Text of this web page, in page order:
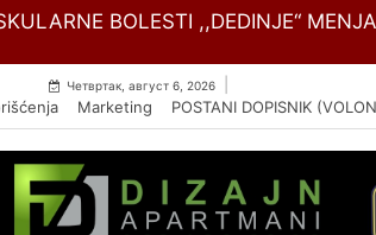
Skip
BOLESTI ,,DEDINJE“
Четвртак, август 6, 2026
Marketing POSTANI DOPISNIK